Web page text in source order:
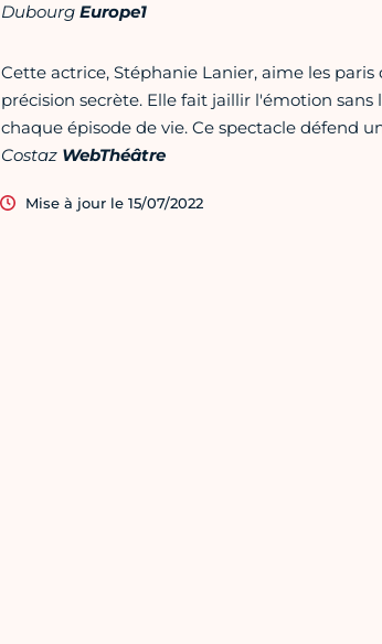
Dubourg Europe1
Cette actrice, Stéphanie Lanier, aime les
précision secrète. Elle fait jaillir l'émotion
chaque épisode de vie. Ce spectacle défend
Costaz WebThéâtre
Mise à jour le 15/07/2022